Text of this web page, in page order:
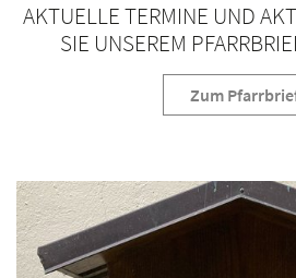
AKTUELLE TERMINE UND
SIE UNSEREM
Zum